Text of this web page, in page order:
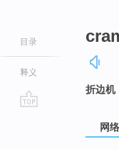
目录
释义
折边机
网